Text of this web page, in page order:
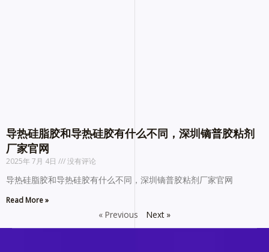
导热硅脂胶和导热硅胶有什么不同，深圳镝普胶粘剂
厂家官网
2025年 7月 4日 没有评论
导热硅脂胶和导热硅胶有什么不同，深圳镝普胶粘剂厂家官网
Read More »
« Previous Next »